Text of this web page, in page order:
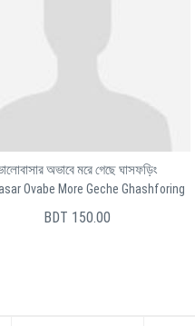
অভাবে মরে গেছে ঘাসফড়িং
Ovabe More Geche Ghashforing
BDT 150.00